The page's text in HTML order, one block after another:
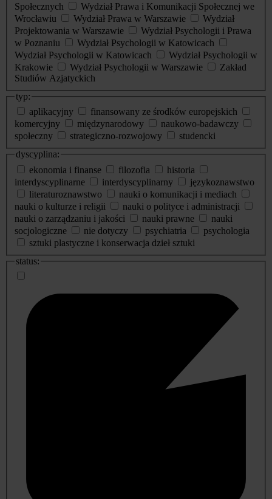
Społecznych
Wydział Prawa i Komunikacji Społecznej we
Wrocławiu
Wydział Prawa w Warszawie
Wydział
Projektowania w Warszawie
Wydział Psychologii i Prawa
w Poznaniu
Wydział Psychologii w Katowicach
Wydział Psychologii w Katowicach
Wydział Psychologii w
Krakowie
Wydział Psychologii w Warszawie
Zakład
Studiów Azjatyckich
typ:
aplikacyjny
finansowany ze środków europejskich
komercyjny
międzynarodowy
naukowo-badawczy
społeczny
strategiczno-rozwojowy
studencki
dyscyplina:
ekonomia i finanse
filozofia
historia
interdyscyplinarne
interdyscyplinarny
językoznawstwo
literaturoznawstwo
nauki o komunikacji i mediach
nauki o kulturze i religii
nauki o polityce i administracji
nauki o zarządzaniu i jakości
nauki prawne
nauki
socjologiczne
nie dotyczy psychiatria
psychologia
sztuki plastyczne i konserwacja dzieł sztuki
status: